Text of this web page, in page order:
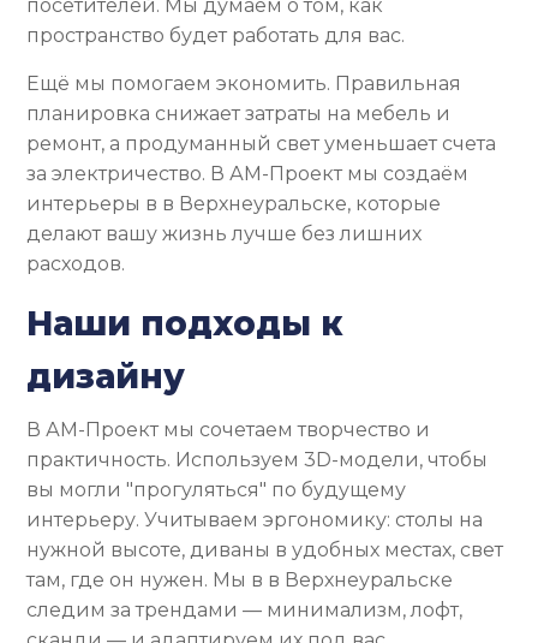
посетителей. Мы думаем о том, как
пространство будет работать для вас.
Ещё мы помогаем экономить. Правильная
планировка снижает затраты на мебель и
ремонт, а продуманный свет уменьшает счета
за электричество. В АМ-Проект мы создаём
интерьеры в в Верхнеуральске, которые
делают вашу жизнь лучше без лишних
расходов.
Наши подходы к
дизайну
В АМ-Проект мы сочетаем творчество и
практичность. Используем 3D-модели, чтобы
вы могли "прогуляться" по будущему
интерьеру. Учитываем эргономику: столы на
нужной высоте, диваны в удобных местах, свет
там, где он нужен. Мы в в Верхнеуральске
следим за трендами — минимализм, лофт,